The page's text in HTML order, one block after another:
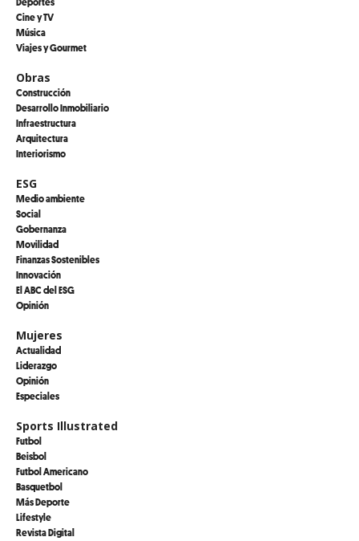
Cine y TV
Música
Viajes y Gourmet
Obras
Construcción
Desarrollo Inmobiliario
Infraestructura
Arquitectura
Interiorismo
ESG
Medio ambiente
Social
Gobernanza
Movilidad
Finanzas Sostenibles
Innovación
El ABC del ESG
Opinión
Mujeres
Actualidad
Liderazgo
Opinión
Especiales
Sports Illustrated
Futbol
Beisbol
Futbol Americano
Basquetbol
Más Deporte
Lifestyle
Revista Digital